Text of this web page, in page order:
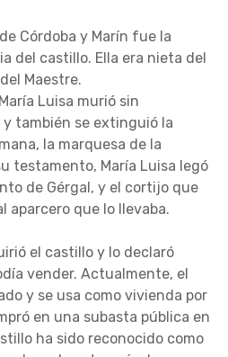
Córdoba y Marín fue la
del castillo. Ella era nieta del
Maestre.
Luisa murió sin
también se extinguió la
la marquesa de la
testamento, María Luisa legó
de Gérgal, y el cortijo que
aparcero que lo llevaba.
el castillo y lo declaró
vender. Actualmente, el
y se usa como vivienda por
en una subasta pública en
ha sido reconocido como